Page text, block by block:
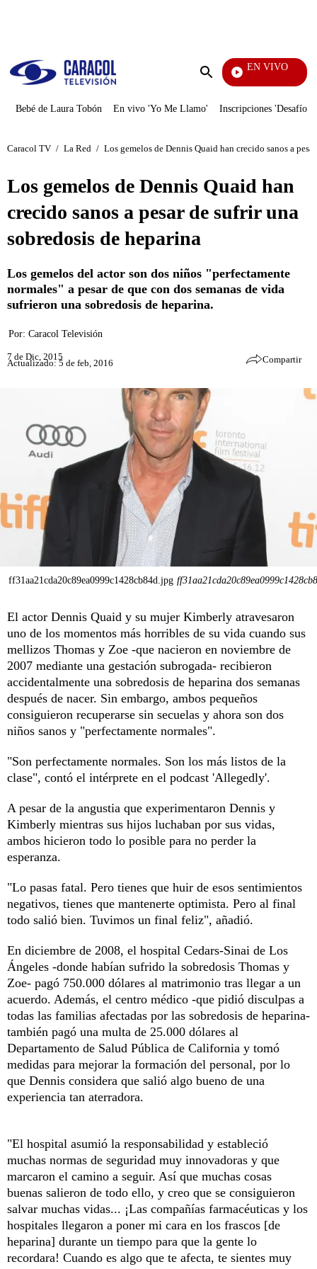
Enviar
EN VIVO
Noticias Caracol
Bebé de Laura Tobón En vivo 'Yo Me Llamo' Inscripciones 'Desafío'
Caracol TV / La Red / Los gemelos de Dennis Quaid han crecido sanos a
Los gemelos de Dennis Quaid han
crecido sanos a pesar de sufrir una
sobredosis de heparina
Los gemelos del actor son dos niños "perfectamente
normales" a pesar de que con dos semanas de vida
sufrieron una sobredosis de heparina.
Por: Caracol Televisión
7 de Dic, 2015
Actualizado: 5 de feb, 2016 Compartir
ff31aa21cda20c89ea0999c1428cb84d.jpg
El actor Dennis Quaid y su mujer Kimberly atravesaron
uno de los momentos más horribles de su vida cuando sus
mellizos Thomas y Zoe -que nacieron en noviembre de
2007 mediante una gestación subrogada- recibieron
accidentalmente una sobredosis de heparina dos semanas
después de nacer. Sin embargo, ambos pequeños
consiguieron recuperarse sin secuelas y ahora son dos
niños sanos y "perfectamente normales".
"Son perfectamente normales. Son los más listos de la
clase", contó el intérprete en el podcast 'Allegedly'.
A pesar de la angustia que experimentaron Dennis y
Kimberly mientras sus hijos luchaban por sus vidas,
ambos hicieron todo lo posible para no perder la
esperanza.
"Lo pasas fatal. Pero tienes que huir de esos sentimientos
negativos, tienes que mantenerte optimista. Pero al final
todo salió bien. Tuvimos un final feliz", añadió.
En diciembre de 2008, el hospital Cedars-Sinai de Los
Ángeles -donde habían sufrido la sobredosis Thomas y
Zoe- pagó 750.000 dólares al matrimonio tras llegar a un
acuerdo. Además, el centro médico -que pidió disculpas a
todas las familias afectadas por las sobredosis de heparina-
también pagó una multa de 25.000 dólares al
Departamento de Salud Pública de California y tomó
medidas para mejorar la formación del personal, por lo
que Dennis considera que salió algo bueno de una
experiencia tan aterradora.
"El hospital asumió la responsabilidad y estableció
muchas normas de seguridad muy innovadoras y que
marcaron el camino a seguir. Así que muchas cosas
buenas salieron de todo ello, y creo que se consiguieron
salvar muchas vidas... ¡Las compañías farmacéuticas y los
hospitales llegaron a poner mi cara en los frascos [de
heparina] durante un tiempo para que la gente lo
recordara! Cuando es algo que te afecta, te sientes muy